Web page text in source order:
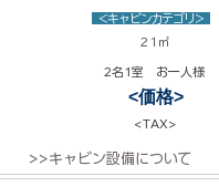
<キャビンカテゴリ>
21㎡
2名1室 お一人様
<価格>
<TAX>
>>キャビン設備について